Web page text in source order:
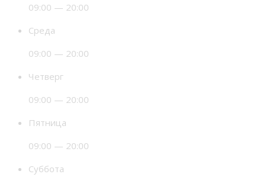
09:00 — 20:00
Среда
09:00 — 20:00
Четверг
09:00 — 20:00
Пятница
09:00 — 20:00
Суббота